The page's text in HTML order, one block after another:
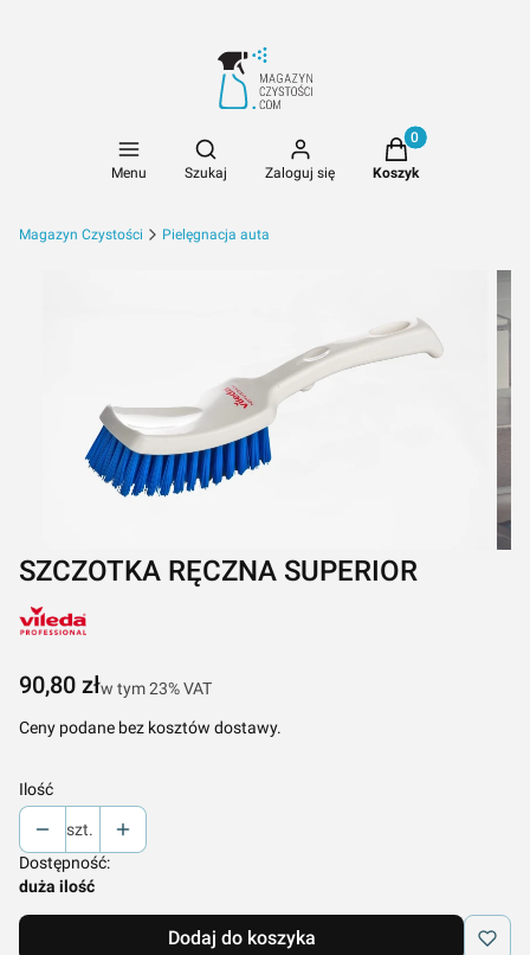
Menu
Otwórz wyszukiwarkę
Szukaj Zaloguj się
Produkty w
Koszyk
Magazyn Czystości Pielęgnacja auta
SZCZOTKA RĘCZNA SUPERIOR
Cena
90,80 złw tym 23% VAT
w tym23%VAT
Ceny podane bez kosztów dostawy.
Ilość
szt.
Dostępność:
duża ilość
Dodaj do koszyka